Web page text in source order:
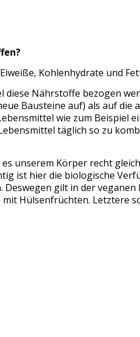
Kohlenhydrate und
Nährstoffe bezogen
Bausteine auf) als auf
wie zum
täglich so zu
unserem Körper recht
ist hier die biologische
gilt in der
Hülsenfrüchten. Letztere